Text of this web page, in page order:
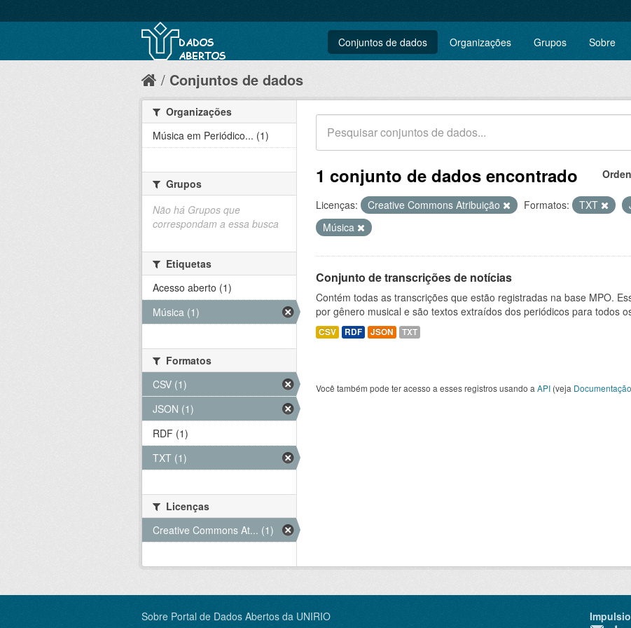
Conjuntos de dados Organizações Grupos Sobre
Conjuntos de dados
1 conjunto de dados encontrado
Licenças: Creative Commons Atribuição Formatos: TXT
Música
Conjunto de transcrições de notícias
Contém todas as transcrições que estão registradas na base MPO.
por gênero musical e são textos extraídos dos periódicos para todos
CSV RDF JSON TXT
Você também pode ter acesso a esses registros usando a API (veja
Organizações
Música em Periódico... (1)
Grupos
Não há Grupos que
correspondam a essa busca
Etiquetas
Acesso aberto (1)
Música (1)
Formatos
CSV (1)
JSON (1)
RDF (1)
TXT (1)
Licenças
Creative Commons At... (1)
Sobre Portal de Dados Abertos da UNIRIO